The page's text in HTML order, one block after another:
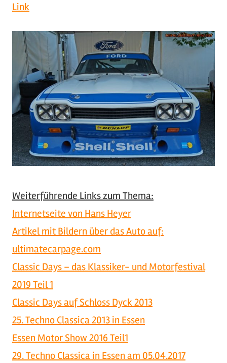
Link
Weiterführende Links zum Thema:
Internetseite von Hans Heyer
Artikel mit Bildern über das Auto auf:
ultimatecarpage.com
Classic Days – das Klassiker- und Motorfestival
2019 Teil 1
Classic Days auf Schloss Dyck 2013
25. Techno Classica 2013 in Essen
Essen Motor Show 2016 Teil1
29. Techno Classica in Essen am 05.04.2017